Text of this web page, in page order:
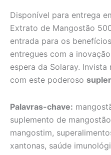
Disponível para entrega
Extrato de Mangostão
entrada para os
entregues com a
espera da Solaray.
com este poderoso
Palavras-chave:
suplemento de
mangostim,
xantonas, saúde